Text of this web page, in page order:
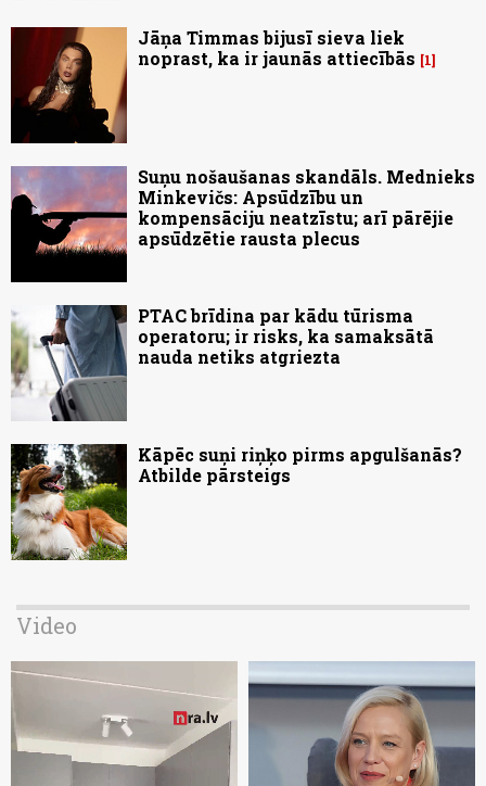
Jāņa Timmas bijusī sieva liek
noprast, ka ir jaunās attiecībās
1
Suņu nošaušanas skandāls. Mednieks
Minkevičs: Apsūdzību un
kompensāciju neatzīstu; arī pārējie
apsūdzētie rausta plecus
PTAC brīdina par kādu tūrisma
operatoru; ir risks, ka samaksātā
nauda netiks atgriezta
Kāpēc suņi riņķo pirms apgulšanās?
Atbilde pārsteigs
Video